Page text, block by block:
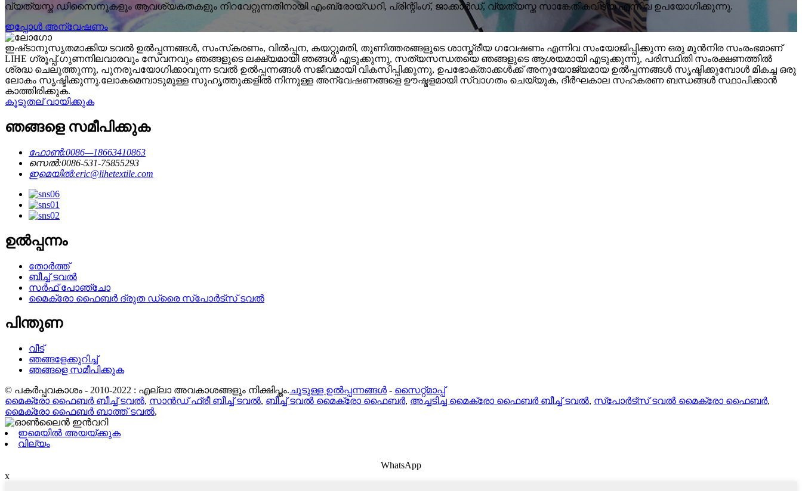
വ്യത്യസ്ത ഡിസൈനുകളും ആവശ്യകതകളും നിറവേറ്റുന്നതിനായി എംബ്രോയ്ഡറി, പ്രിന്റിംഗ്, ജാക്കാർഡ്, വ്യത്യസ്ത സാങ്കേതികവിദ്യ എന്നിവ ഉപയോഗിക്കുന്നു.
ഇപ്പോൾ അന്വേഷണം
ഇഷ്‌ടാനുസൃതമാക്കിയ ടവൽ ഉൽപ്പന്നങ്ങൾ, സംസ്‌കരണം, വിൽപ്പന, കയറ്റുമതി, തുണിത്തരങ്ങളുടെ ശാസ്ത്രീയ ഗവേഷണം എന്നിവ സംയോജിപ്പിക്കുന്ന ഒരു മുൻനിര സംരംഭമാണ്
LIHE ഗ്രൂപ്പ്.ഗുണനിലവാരവും സേവനവും ഞങ്ങളുടെ ലക്ഷ്യമായി ഞങ്ങൾ എടുക്കുന്നു, സത്യസന്ധതയെ ഞങ്ങളുടെ ആശയമായി എടുക്കുന്നു, പരിസ്ഥിതി സംരക്ഷണത്തിൽ
ശ്രദ്ധ ചെലുത്തുന്നു, പുനരുപയോഗിക്കാവുന്ന ടവൽ ഉൽപ്പന്നങ്ങൾ സജീവമായി വികസിപ്പിക്കുന്നു, ഉപഭോക്താക്കൾക്ക് അനുയോജ്യമായ ഉൽപ്പന്നങ്ങൾ സൃഷ്ടിക്കുമ്പോൾ മികച്ച ഒരു
ലോകം സൃഷ്ടിക്കുന്നു.ലോകമെമ്പാടുമുള്ള സുഹൃത്തുക്കളിൽ നിന്നുള്ള അന്വേഷണങ്ങളെ ഊഷ്മളമായി സ്വാഗതം ചെയ്യുക, ദീർഘകാല സഹകരണ ബന്ധങ്ങൾ സ്ഥാപിക്കാൻ
കാത്തിരിക്കുക.
കൂടുതല് വായിക്കുക
ഞങ്ങളെ സമീപിക്കുക
ഫോൺ:0086—18663410863
സെൽ:0086-531-75855293
ഇമെയിൽ:eric@lihetextile.com
ഉൽപ്പന്നം
തോർത്ത്
ബീച്ച് ടവൽ
സർഫ് പോഞ്ചോ
മൈക്രോ ഫൈബർ ദ്രുത ഡ്രൈ സ്പോർട്സ് ടവൽ
പിന്തുണ
വീട്
ഞങ്ങളേക്കുറിച്ച്
ഞങ്ങളെ സമീപിക്കുക
© പകർപ്പവകാശം - 2010-2022 : എല്ലാ അവകാശങ്ങളും നിക്ഷിപ്തം. ചൂടുള്ള ഉൽപ്പന്നങ്ങൾ - സൈറ്റ്മാപ്പ്
മൈക്രോ ഫൈബർ ബീച്ച് ടവൽ, സാൻഡ് ഫ്രീ ബീച്ച് ടവൽ, ബീച്ച് ടവൽ മൈക്രോ ഫൈബർ, അച്ചടിച്ച മൈക്രോ ഫൈബർ ബീച്ച് ടവൽ, സ്പോർട്സ് ടവൽ മൈക്രോ ഫൈബർ,
മൈക്രോ ഫൈബർ ബാത്ത് ടവൽ,
ഇമെയിൽ അയയ്ക്കുക
വില്യം
WhatsApp
x